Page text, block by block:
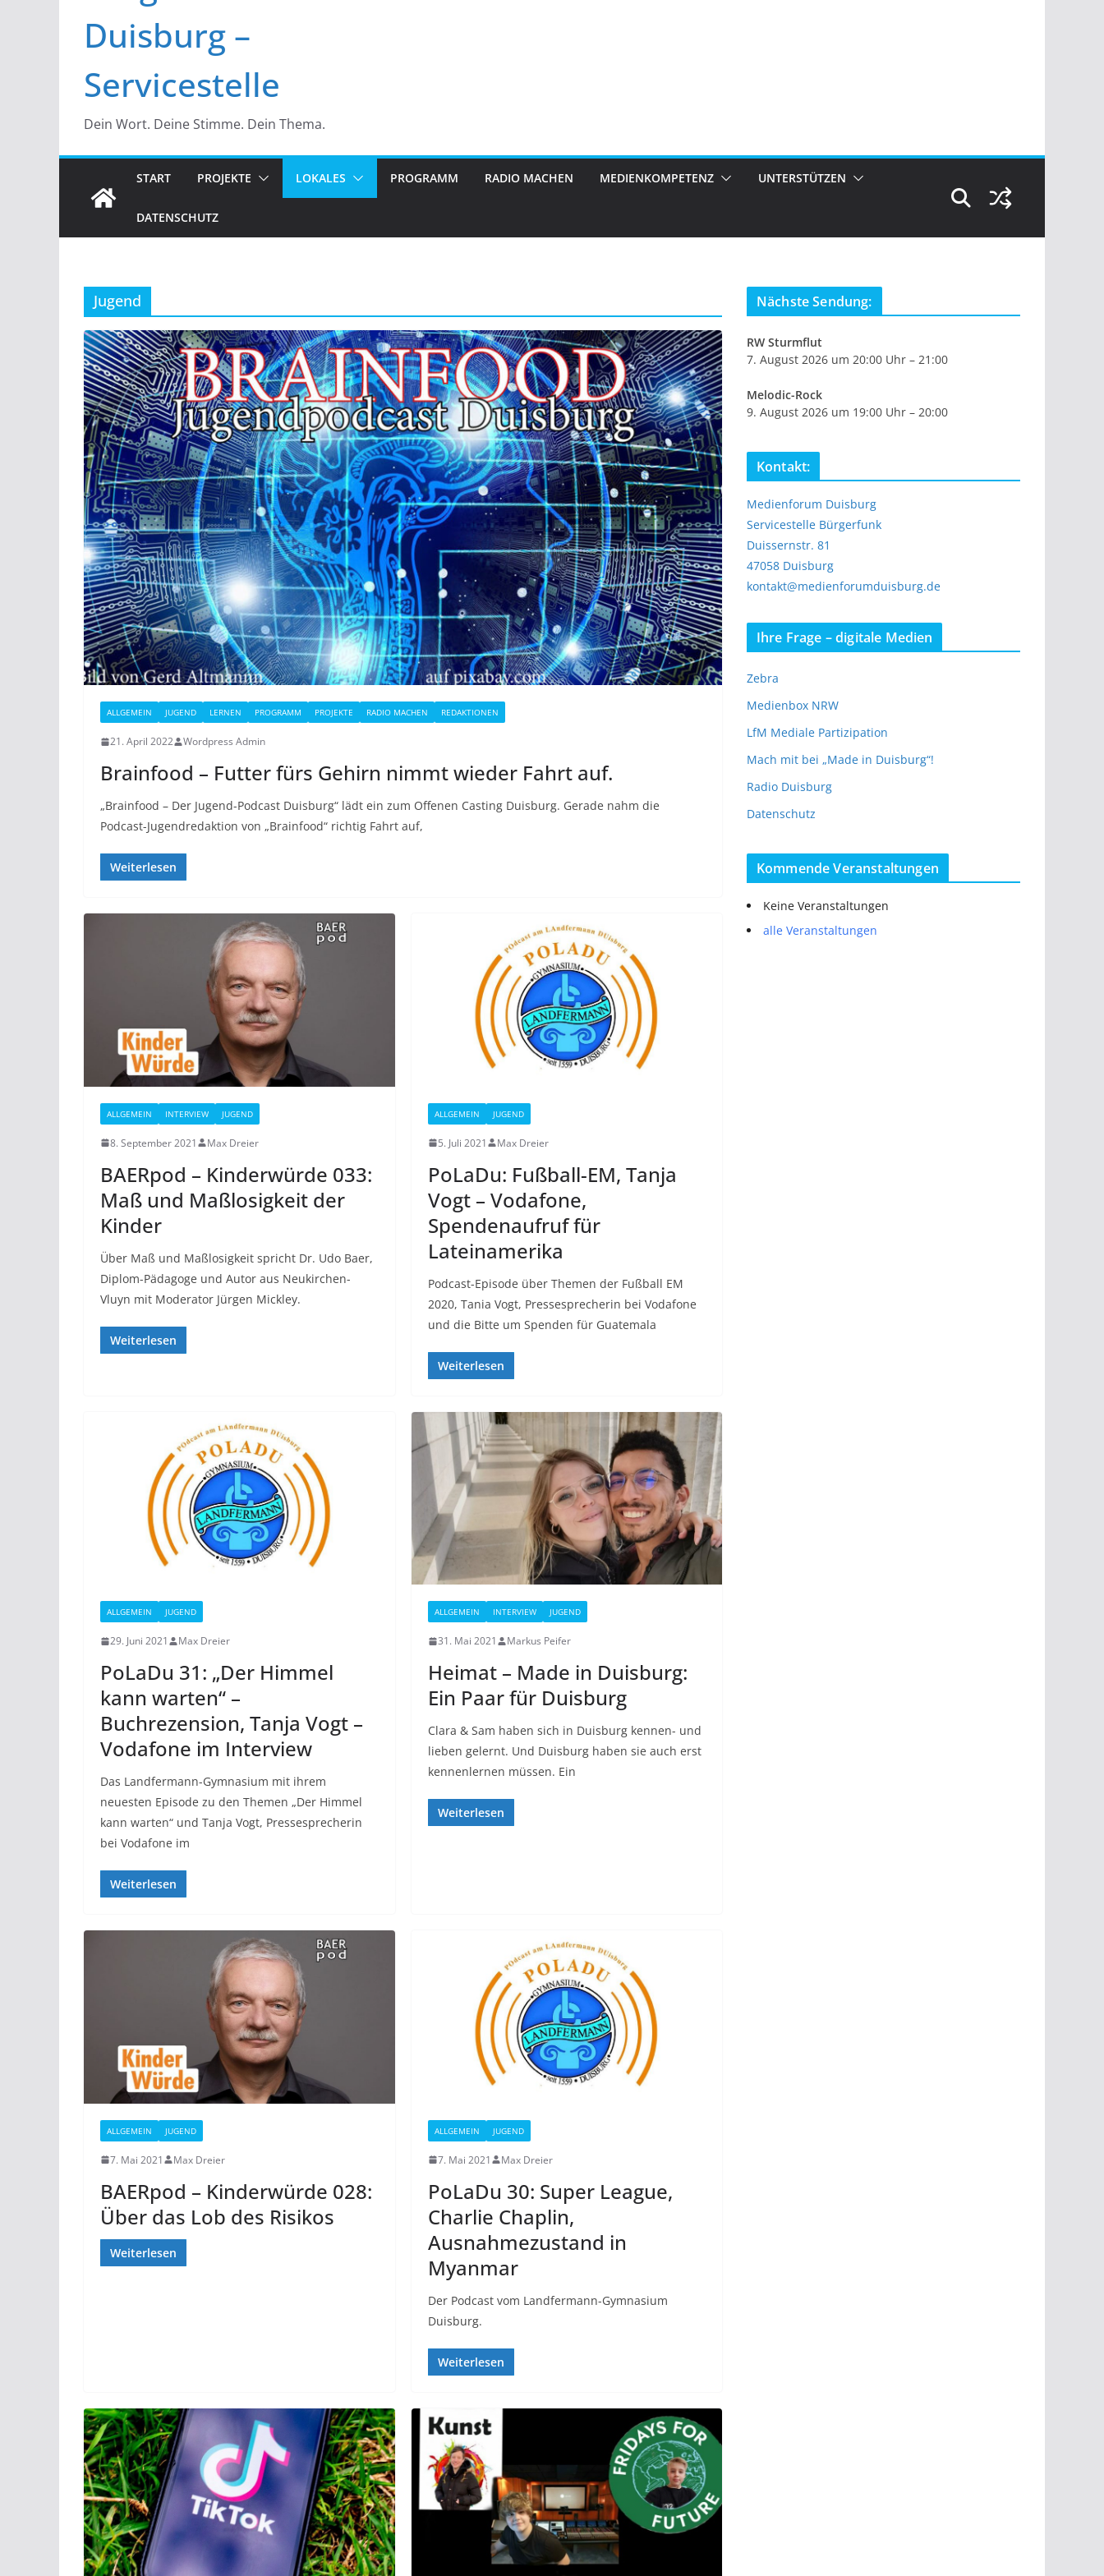
Duisburg –
Servicestelle
Dein Wort. Deine Stimme. Dein Thema.
START PROJEKTE LOKALES PROGRAMM RADIO MACHEN MEDIENKOMPETENZ UNTERSTÜTZEN
DATENSCHUTZ
Jugend
ALLGEMEIN JUGEND LERNEN PROGRAMM PROJEKTE RADIO MACHEN REDAKTIONEN
21. April 2022 Wordpress Admin
Brainfood – Futter fürs Gehirn nimmt wieder Fahrt auf.
„Brainfood – Der Jugend-Podcast Duisburg“ lädt ein zum Offenen Casting Duisburg. Gerade nahm die
Podcast-Jugendredaktion von „Brainfood“ richtig Fahrt auf,
Weiterlesen
ALLGEMEIN INTERVIEW JUGEND
8. September 2021 Max Dreier
BAERpod – Kinderwürde 033:
Maß und Maßlosigkeit der
Kinder
Über Maß und Maßlosigkeit spricht Dr. Udo Baer,
Diplom-Pädagoge und Autor aus Neukirchen-
Vluyn mit Moderator Jürgen Mickley.
Weiterlesen
ALLGEMEIN JUGEND
5. Juli 2021 Max Dreier
PoLaDu: Fußball-EM, Tanja
Vogt – Vodafone,
Spendenaufruf für
Lateinamerika
Podcast-Episode über Themen der Fußball EM
2020, Tania Vogt, Pressesprecherin bei Vodafone
und die Bitte um Spenden für Guatemala
Weiterlesen
ALLGEMEIN JUGEND
29. Juni 2021 Max Dreier
PoLaDu 31: „Der Himmel
kann warten“ –
Buchrezension, Tanja Vogt –
Vodafone im Interview
Das Landfermann-Gymnasium mit ihrem
neuesten Episode zu den Themen „Der Himmel
kann warten“ und Tanja Vogt, Pressesprecherin
bei Vodafone im
Weiterlesen
ALLGEMEIN INTERVIEW JUGEND
31. Mai 2021 Markus Peifer
Heimat – Made in Duisburg:
Ein Paar für Duisburg
Clara & Sam haben sich in Duisburg kennen- und
lieben gelernt. Und Duisburg haben sie auch erst
kennenlernen müssen. Ein
Weiterlesen
ALLGEMEIN JUGEND
7. Mai 2021 Max Dreier
BAERpod – Kinderwürde 028:
Über das Lob des Risikos
Weiterlesen
ALLGEMEIN JUGEND
7. Mai 2021 Max Dreier
PoLaDu 30: Super League,
Charlie Chaplin,
Ausnahmezustand in
Myanmar
Der Podcast vom Landfermann-Gymnasium
Duisburg.
Weiterlesen
Nächste Sendung:
RW Sturmflut
7. August 2026 um 20:00 Uhr – 21:00
Melodic-Rock
9. August 2026 um 19:00 Uhr – 20:00
Kontakt:
Medienforum Duisburg
Servicestelle Bürgerfunk
Duissernstr. 81
47058 Duisburg
kontakt@medienforumduisburg.de
Ihre Frage – digitale Medien
Zebra
Medienbox NRW
LfM Mediale Partizipation
Mach mit bei „Made in Duisburg“!
Radio Duisburg
Datenschutz
Kommende Veranstaltungen
Keine Veranstaltungen
alle Veranstaltungen